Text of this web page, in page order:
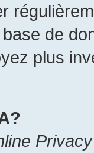
de
plus